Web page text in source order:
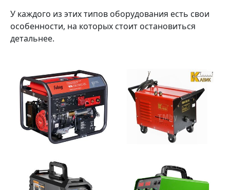
У каждого из этих типов оборудования есть свои
особенности, на которых стоит остановиться
детальнее.